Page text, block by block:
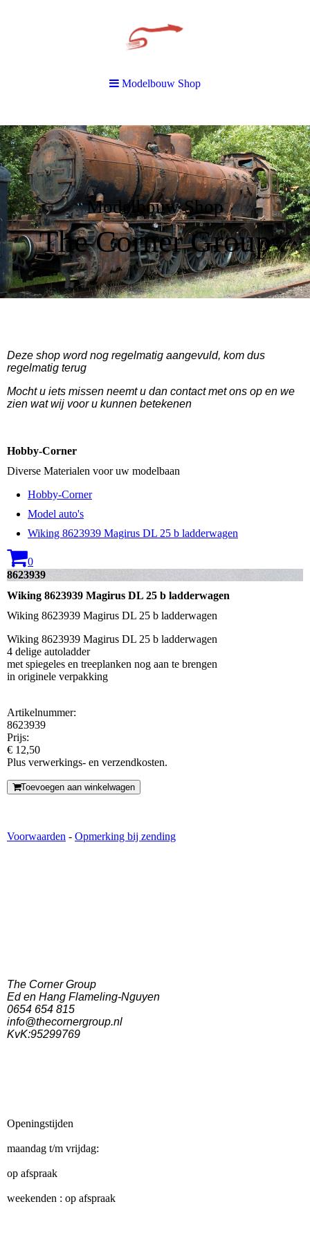
Modelbouw Shop
The Corner Group
Deze shop word nog regelmatig aangevuld, kom dus
regelmatig terug
Mocht u iets missen neemt u dan contact met ons op en we
zien wat wij voor u kunnen betekenen
Hobby-Corner
Diverse Materialen voor uw modelbaan
Hobby-Corner
Model auto's
Wiking 8623939 Magirus DL 25 b ladderwagen
0
8623939
Wiking 8623939 Magirus DL 25 b ladderwagen
Wiking 8623939 Magirus DL 25 b ladderwagen
Wiking 8623939 Magirus DL 25 b ladderwagen
4 delige autoladder
met spiegeles en treeplanken nog aan te brengen
in originele verpakking
Artikelnummer:
8623939
Prijs:
€ 12,50
Plus verwerkings- en verzendkosten.
Toevoegen aan winkelwagen
Voorwaarden - Opmerking bij zending
The Corner Group
Ed en Hang Flameling-Nguyen
0654 654 815
info@thecornergroup.nl
KvK:95299769
Openingstijden
maandag t/m vrijdag:
op afspraak
weekenden : op afspraak
Modelbouw Shop